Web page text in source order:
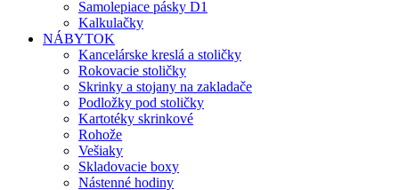
Samolepiace pásky D1
Kalkulačky
NÁBYTOK
Kancelárske kreslá a stoličky
Rokovacie stoličky
Skrinky a stojany na zakladače
Podložky pod stoličky
Kartotéky skrinkové
Rohože
Vešiaky
Skladovacie boxy
Nástenné hodiny